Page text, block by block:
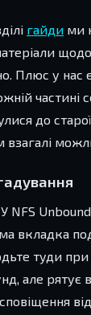
гайди ми
Плюс у нас
частині
до
взагалі
NFS
вкладка
туди
але рятує